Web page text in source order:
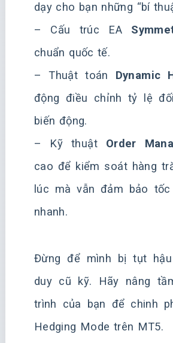
dạy cho bạn những “bí
– Cấu trúc EA
chuẩn quốc tế.
– Thuật toán Dynamic
động điều chỉnh tỷ lệ
biến động.
– Kỹ thuật Order
cao để kiểm soát hàng
lúc mà vẫn đảm bảo
nhanh.
Đừng để mình bị tụt
duy cũ kỹ. Hãy nâng
trình của bạn để chinh
Hedging Mode trên MT5.